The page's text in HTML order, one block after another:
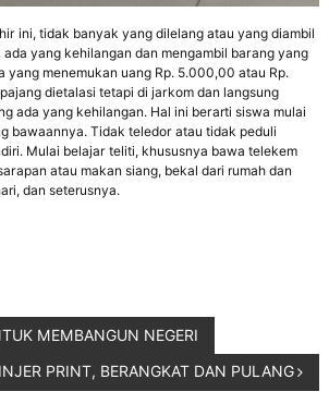
ini, tidak banyak yang dilelang atau yang diambil
yang kehilangan dan mengambil barang yang
yang menemukan uang Rp. 5.000,00 atau Rp.
dietalasi tetapi di jarkom dan langsung
ada yang kehilangan. Hal ini berarti siswa mulai
bawaannya. Tidak teledor atau tidak peduli
Mulai belajar teliti, khususnya bawa telekem
atau makan siang, bekal dari rumah dan
dan seterusnya.
MEMBANGUN NEGERI
PRINT, BERANGKAT DAN PULANG